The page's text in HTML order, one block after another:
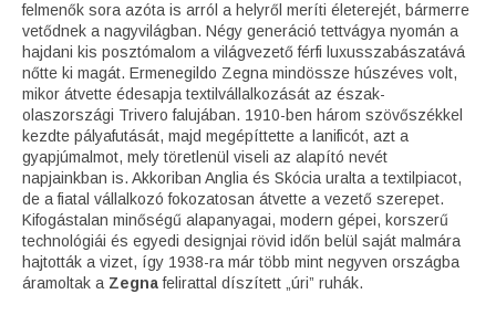
felmenők sora azóta is arról a helyről meríti életerejét, bármerre
vetődnek a nagyvilágban. Négy generáció tettvágya nyomán a
hajdani kis posztómalom a világvezető férfi luxusszabászatává
nőtte ki magát. Ermenegildo Zegna mindössze húszéves volt,
mikor átvette édesapja textilvállalkozását az észak-
olaszországi Trivero falujában. 1910-ben három szövőszékkel
kezdte pályafutását, majd megépíttette a lanificót, azt a
gyapjúmalmot, mely töretlenül viseli az alapító nevét
napjainkban is. Akkoriban Anglia és Skócia uralta a textilpiacot,
de a fiatal vállalkozó fokozatosan átvette a vezető szerepet.
Kifogástalan minőségű alapanyagai, modern gépei, korszerű
technológiái és egyedi designjai rövid időn belül saját malmára
hajtották a vizet, így 1938-ra már több mint negyven országba
áramoltak a Zegnafelirattal díszített „úri” ruhák.